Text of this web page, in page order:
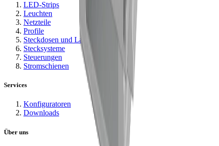
LED-Strips
Leuchten
Netzteile
Profile
Steckdosen und Ladestationen
Stecksysteme
Steuerungen
Stromschienen
Services
Konfiguratoren
Downloads
Über uns